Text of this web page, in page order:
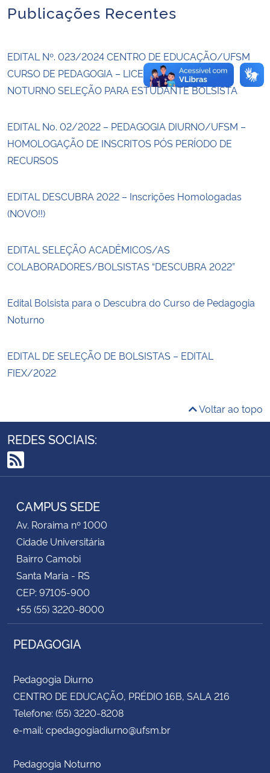
Publicações Recentes
EDITAL Nº. 023/2024 CENTRO DE EDUCAÇÃO/UFSM
CURSO DE PEDAGOGIA – LICENCIATURA PLENA
NOTURNO SELEÇÃO PARA ESTUDANTE BOLSISTA
EDITAL No. 02/2022 – PEDAGOGIA DIURNO/UFSM –
HOMOLOGAÇÃO DE INSCRITOS PÓS PERÍODO DE
RECURSOS
EDITAL DESCUBRA 2022 – Inscrições Homologadas
(NOVO!!)
EDITAL SELEÇÃO ACADÊMICOS/AS
COLABORADORES/BOLSISTAS “DESCUBRA 2022”
Edital Bolsista para o Descubra do Curso de Pedagogia
Noturno
EDITAL DE SELEÇÃO DE BOLSISTAS – EDITAL
FIEX/2022
Voltar ao topo
REDES SOCIAIS:
RSS
CAMPUS SEDE
Av. Roraima nº 1000
Cidade Universitária
Bairro Camobi
Santa Maria - RS
CEP: 97105-900
+55 (55) 3220-8000
PEDAGOGIA
Pedagogia Diurno
CENTRO DE EDUCAÇÃO, PRÉDIO 16B, SALA 216
Telefone: (55) 3220-8208
e-mail: cpedagogiadiurno@ufsm.br
Pedagogia Noturno